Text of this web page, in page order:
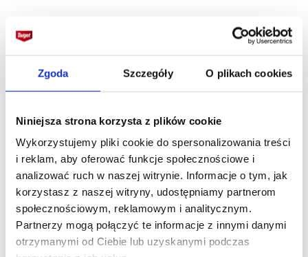
Zgoda Szczegóły O plikach cookies
Niniejsza strona korzysta z plików cookie
Wykorzystujemy pliki cookie do spersonalizowania treści
i reklam, aby oferować funkcje społecznościowe i
analizować ruch w naszej witrynie. Informacje o tym, jak
korzystasz z naszej witryny, udostępniamy partnerom
społecznościowym, reklamowym i analitycznym.
Partnerzy mogą połączyć te informacje z innymi danymi
otrzymanymi od Ciebie lub uzyskanymi podczas
4. Do kaktusów i sukulentów
To duża grupa roślin, które mają niewielkie
wymagania oraz doskonale sobie rodzą
popularne są np. agawy, grubosze, mamilarie,
opuncje, wilczomlecze. Trzeba je sadzić
w podłożach lekkich i przepuszczalnych. Używać
można gotowych podłoży do kaktusów oraz
sukulentów. Do potrzeb tych roślin łatwo też
przystosować zwykłe podłoże kwiatowe,
jakZiemia uniwersalna do roślin ozdobnych
i warzyw. Wystarczy dodać materiał jeszcze